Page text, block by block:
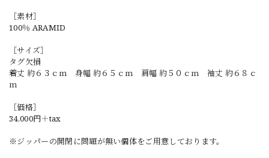
［素材］
100％ ARAMID
［サイズ］
タグ欠損
着丈 約６３ｃｍ 身幅 約６５ｃｍ 肩幅 約５０ｃｍ 袖丈 約６８ｃ
ｍ
［価格］
34,000円＋tax
※ジッパーの開閉に問題が無い個体をご用意しております。